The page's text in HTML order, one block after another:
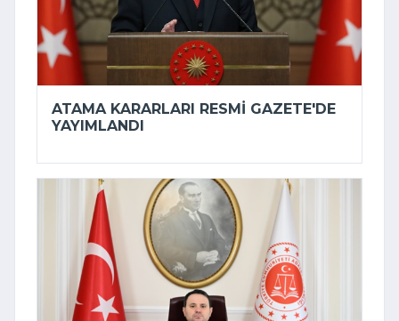
ATAMA KARARLARI RESMI GAZETE'DE
YAYIMLANDI